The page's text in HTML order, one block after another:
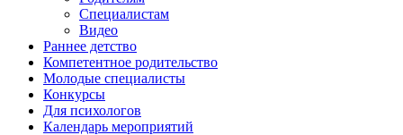
Специалистам
Видео
Раннее детство
Компетентное родительство
Молодые специалисты
Конкурсы
Для психологов
Календарь мероприятий